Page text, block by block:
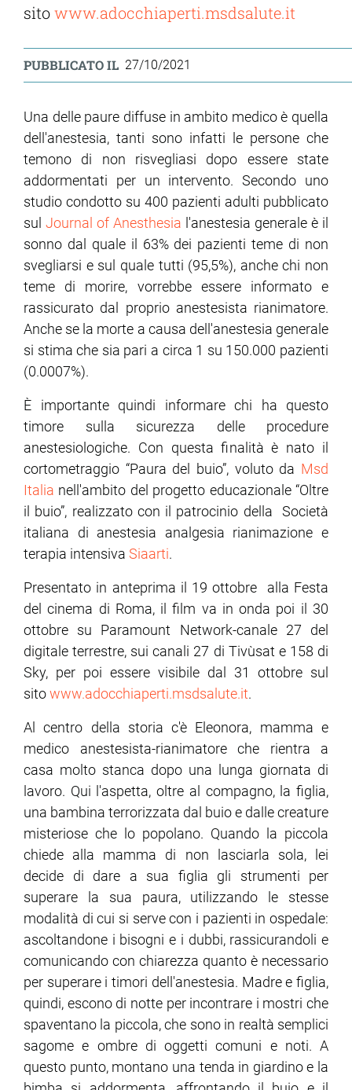
sitowww.adocchiaperti.msdsalute.it
PUBBLICATO IL 27/10/2021
Una delle paure diffuse in ambito medico è quella
dell'anestesia, tanti sono infatti le persone che
temono di non risvegliasi dopo essere state
addormentati per un intervento. Secondo uno
studio condotto su 400 pazienti adulti pubblicato
sul Journal of Anesthesia l'anestesia generale è il
sonno dal quale il 63% dei pazienti teme di non
svegliarsi e sul quale tutti (95,5%), anche chi non
teme di morire, vorrebbe essere informato e
rassicurato dal proprio anestesista rianimatore.
Anche se la morte a causa dell'anestesia generale
si stima che sia pari a circa 1 su 150.000 pazienti
(0.0007%).
È importante quindi informare chi ha questo
timore sulla sicurezza delle procedure
anestesiologiche. Con questa finalità è nato il
cortometraggio “Paura del buio”, voluto da Msd
Italia nell'ambito del progetto educazionale “Oltre
il buio”, realizzato con il patrocinio della Società
italiana di anestesia analgesia rianimazione e
terapia intensiva Siaarti.
Presentato in anteprima il 19 ottobre alla Festa
del cinema di Roma, il film va in onda poi il 30
ottobre su Paramount Network-canale 27 del
digitale terrestre, sui canali 27 di Tivùsat e 158 di
Sky, per poi essere visibile dal 31 ottobre sul
sitowww.adocchiaperti.msdsalute.it.
Al centro della storia c'è Eleonora, mamma e
medico anestesista-rianimatore che rientra a
casa molto stanca dopo una lunga giornata di
lavoro. Qui l'aspetta, oltre al compagno, la figlia,
una bambina terrorizzata dal buio e dalle creature
misteriose che lo popolano. Quando la piccola
chiede alla mamma di non lasciarla sola, lei
decide di dare a sua figlia gli strumenti per
superare la sua paura, utilizzando le stesse
modalità di cui si serve con i pazienti in ospedale:
ascoltandone i bisogni e i dubbi, rassicurandoli e
comunicando con chiarezza quanto è necessario
per superare i timori dell'anestesia. Madre e figlia,
quindi, escono di notte per incontrare i mostri che
spaventano la piccola, che sono in realtà semplici
sagome e ombre di oggetti comuni e noti. A
questo punto, montano una tenda in giardino e la